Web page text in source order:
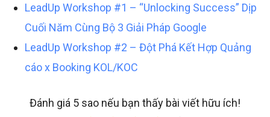
LeadUp Workshop #1 – “Unlocking Success” Dịp
Cuối Năm Cùng Bộ 3 Giải Pháp Google
LeadUp Workshop #2 – Đột Phá Kết Hợp Quảng
cáo x Booking KOL/KOC
Đánh giá 5 sao nếu bạn thấy bài viết hữu ích!